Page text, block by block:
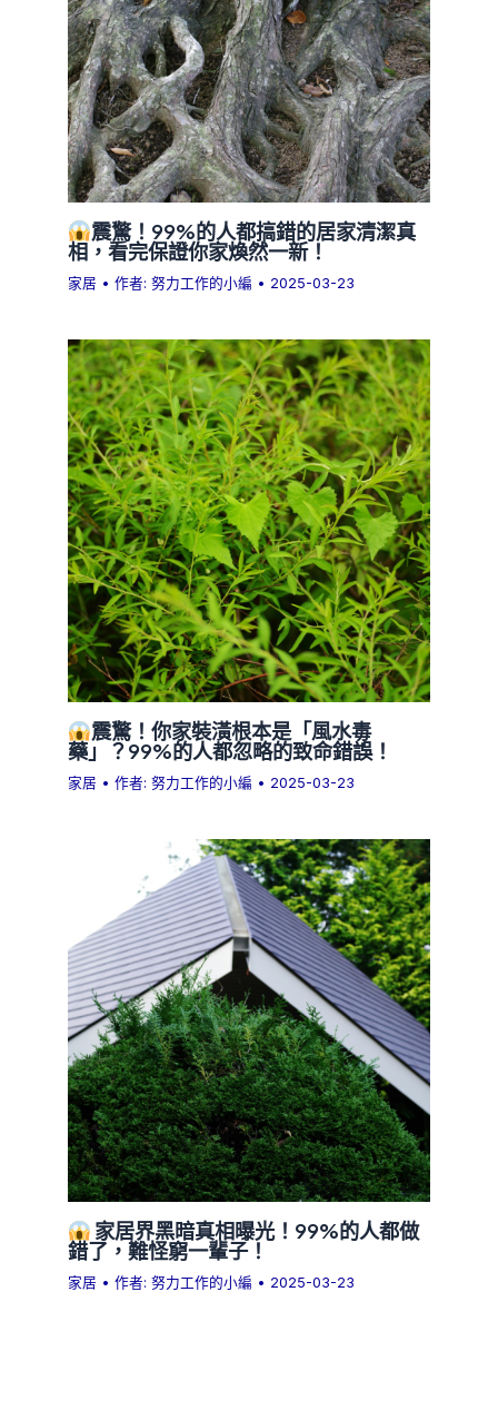
震驚！99%的人都搞錯的居家清潔真
相，看完保證你家煥然一新！
家居 • 作者:努力工作的小編 • 2025-03-23
震驚！你家裝潢根本是「風水毒
藥」？99%的人都忽略的致命錯誤！
家居 • 作者:努力工作的小編 • 2025-03-23
家居界黑暗真相曝光！99%的人都做
錯了，難怪窮一輩子！
家居 • 作者:努力工作的小編 • 2025-03-23